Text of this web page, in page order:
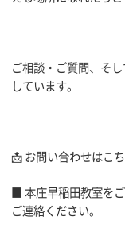
ご相談・ご質問、そ
しています。
📩 お問い合わせはこ
■ 本庄早稲田教室を
ご連絡ください。